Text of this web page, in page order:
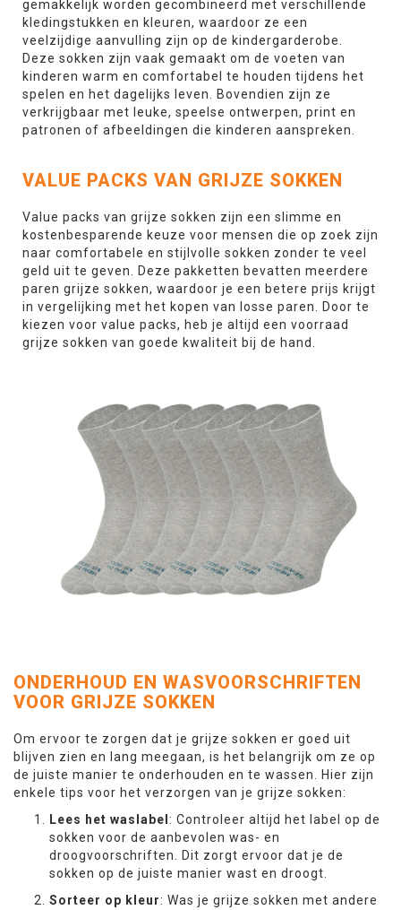
gemakkelijk worden gecombineerd met verschillende
kledingstukken en kleuren, waardoor ze een
veelzijdige aanvulling zijn op de kindergarderobe.
Deze sokken zijn vaak gemaakt om de voeten van
kinderen warm en comfortabel te houden tijdens het
spelen en het dagelijks leven. Bovendien zijn ze
verkrijgbaar met leuke, speelse ontwerpen, print en
patronen of afbeeldingen die kinderen aanspreken.
VALUE PACKS VAN GRIJZE SOKKEN
Value packs van grijze sokken zijn een slimme en
kostenbesparende keuze voor mensen die op zoek zijn
naar comfortabele en stijlvolle sokken zonder te veel
geld uit te geven. Deze pakketten bevatten meerdere
paren grijze sokken, waardoor je een betere prijs krijgt
in vergelijking met het kopen van losse paren. Door te
kiezen voor value packs, heb je altijd een voorraad
grijze sokken van goede kwaliteit bij de hand.
ONDERHOUD EN WASVOORSCHRIFTEN
VOOR GRIJZE SOKKEN
Om ervoor te zorgen dat je grijze sokken er goed uit
blijven zien en lang meegaan, is het belangrijk om ze op
de juiste manier te onderhouden en te wassen. Hier zijn
enkele tips voor het verzorgen van je grijze sokken:
Lees het waslabel : Controleer altijd het label op de
sokken voor de aanbevolen was- en
droogvoorschriften. Dit zorgt ervoor dat je de
sokken op de juiste manier wast en droogt.
Sorteer op kleur: Was je grijze sokken met andere